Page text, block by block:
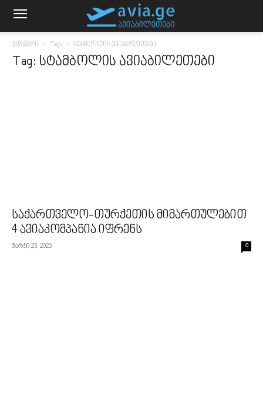
მთავარი Tags სტამბოლის ავიაბილეთები
Tag: სტამბოლის ავიაბილეთები
საქართველო-თურქეთის მიმართულებით
4 ავიაკომპანია იფრენს
მარტი 23, 2023 0